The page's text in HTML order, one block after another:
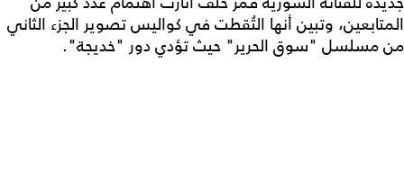
المتابعين، وتبين أنها التُقطت في كواليس تصوير الجزء الثاني
من مسلسل "سوق الحرير" حيث تؤدي دور "خديجة".